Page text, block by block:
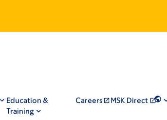
Education &
Training
Careers MSK Direct